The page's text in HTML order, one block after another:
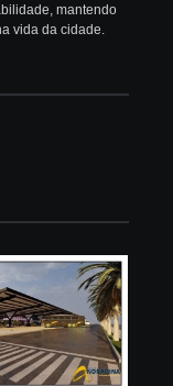
mantendo
vida da cidade.